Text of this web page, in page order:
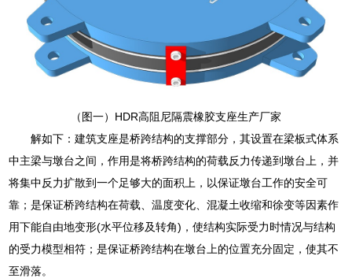
（图一）HDR高阻尼隔震橡胶支座生产厂家
解如下：建筑支座是桥跨结构的支撑部分，其设置在梁板式体系
中主梁与墩台之间，作用是将桥跨结构的荷载反力传递到墩台上，并
将集中反力扩散到一个足够大的面积上，以保证墩台工作的安全可
靠；是保证桥跨结构在荷载、温度变化、混凝土收缩和徐变等因素作
用下能自由地变形(水平位移及转角)，使结构实际受力时情况与结构
的受力模型相符；是保证桥跨结构在墩台上的位置充分固定，使其不
至滑落。